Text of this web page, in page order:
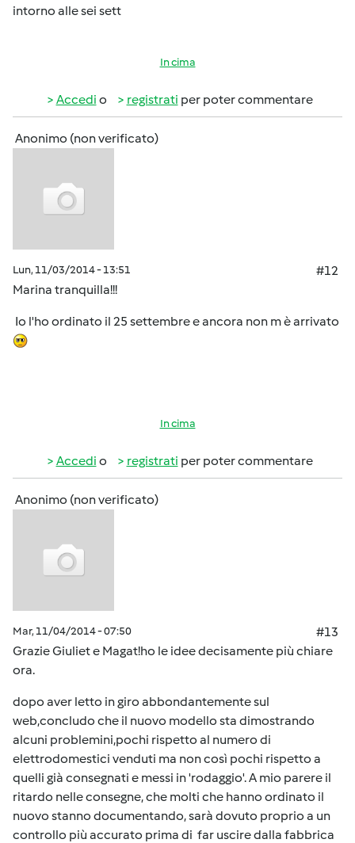
intorno alle sei sett
In cima
Accedi o registrati per poter commentare
Anonimo (non verificato)
Lun, 11/03/2014 - 13:51
#12
Marina tranquilla!!!
Io l'ho ordinato il 25 settembre e ancora non m è arrivato
In cima
Accedi o registrati per poter commentare
Anonimo (non verificato)
Mar, 11/04/2014 - 07:50
#13
Grazie Giuliet e Magat!ho le idee decisamente più chiare
ora.
dopo aver letto in giro abbondantemente sul
web,concludo che il nuovo modello sta dimostrando
alcuni problemini,pochi rispetto al numero di
elettrodomestici venduti ma non così pochi rispetto a
quelli già consegnati e messi in 'rodaggio'. A mio parere il
ritardo nelle consegne, che molti che hanno ordinato il
nuovo stanno documentando, sarà dovuto proprio a un
controllo più accurato prima di far uscire dalla fabbrica